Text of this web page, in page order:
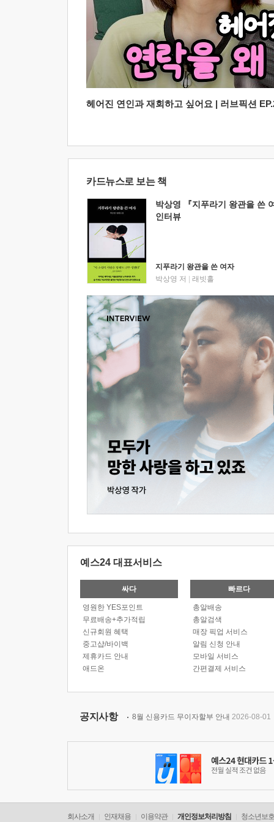
헤어진 연인과 재회하고 싶어요 | 러브픽션
카드뉴스로 보는 책
박상영 『지푸라기 왕관을 쓴
인터뷰
지푸라기 왕관을 쓴 여자
박상영 저
래빗홀
예스24 대표서비스
싸다
영원한 YES포인트
무료배송+추가적립
신규회원 혜택
중고샵/바이백
제휴카드 안내
애드온
빠르다
총알배송
총알검색
매장 픽업 서비스
알림 신청 안내
모바일 서비스
간편결제 서비스
공지사항 8월 신용카드 무이자할부 안내 2026-08-01
회사소개 인재채용 이용약관 개인정보처리방침 청소년보